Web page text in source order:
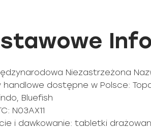
Niezastrzeżona
handlowe dostępne w Polsce:
Bluefish
N03AX11
i dawkowanie: tabletki